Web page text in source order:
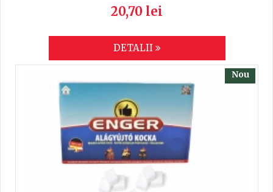
20,70 lei
DETALII
Nou